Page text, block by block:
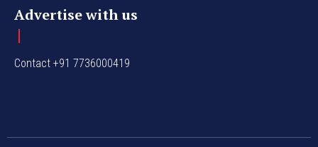
Advertise with us
Contact +91 7736000419